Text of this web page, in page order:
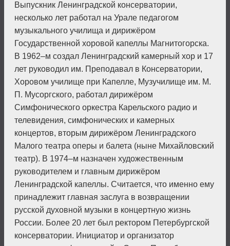
Выпускник Ленинградской консерватории,
несколько лет работал на Урале педагогом
музыкального училища и дирижёром
Государственной хоровой капеллы Магнитогорска.
В 1962–м создал Ленинградский камерный хор и 17
лет руководил им. Преподавал в Консерватории,
Хоровом училище при Капелле, Музучилище им. М.
П. Мусоргского, работал дирижёром
Симфонического оркестра Карельского радио и
телевидения, симфонических и камерных
концертов, вторым дирижёром Ленинградского
Малого театра оперы и балета (ныне Михайлов­ский
­театр). В 1974–м назначен художественным
руководителем и главным дирижёром
Ленинградской капеллы. Считается, что именно ему
принадлежит главная заслуга в возвращении
русской духовной музыки в концертную жизнь
России. Более 20 лет был ректором Петербургской
консерватории. Инициатор и организатор